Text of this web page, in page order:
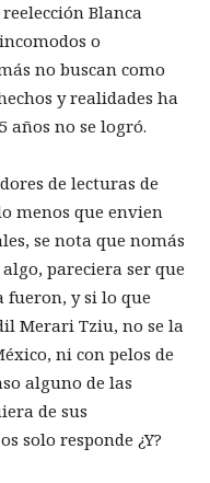
Blanca
o
no buscan como
y realidades ha
años no se logró.
de lecturas de
menos que envien
se nota que nomás
pareciera ser que
fueron, y si lo que
Merari Tziu, no se la
ni con pelos de
alguno de las
de sus
solo responde ¿Y?